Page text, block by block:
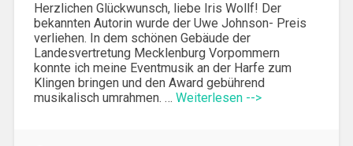
Herzlichen Glückwunsch, liebe Iris Wollf! Der
bekannten Autorin wurde der Uwe Johnson- Preis
verliehen. In dem schönen Gebäude der
Landesvertretung Mecklenburg Vorpommern
konnte ich meine Eventmusik an der Harfe zum
Klingen bringen und den Award gebührend
musikalisch umrahmen. … Weiterlesen -->